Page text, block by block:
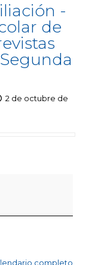
-
de
2 de octubre de
completo